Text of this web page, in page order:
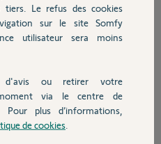
de discussion
tiers. Le refus des cookies
sur le site Somfy
utilisateur sera moins
d'avis ou retirer votre
via le centre de
plus d’informations,
de cookies